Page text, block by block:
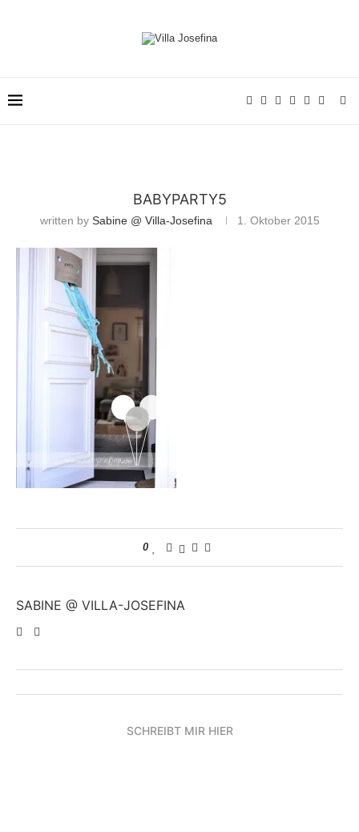
BABYPARTY5
written by Sabine @ Villa-Josefina 1. Oktober 2015
0
SABINE @ VILLA-JOSEFINA
SCHREIBT MIR HIER